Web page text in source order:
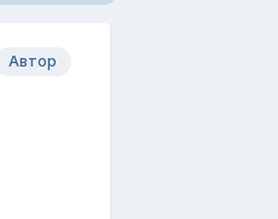
Автор